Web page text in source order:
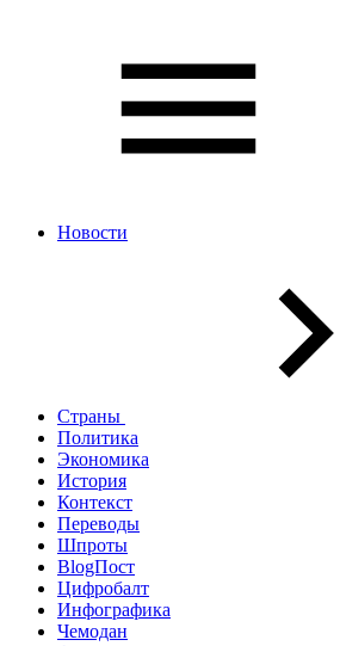
Новости
Страны
Политика
Экономика
История
Контекст
Переводы
Шпроты
BlogПост
Цифробалт
Инфографика
Чемодан